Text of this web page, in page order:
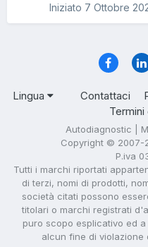
Iniziato 7 Ottobre
Lingua Contattaci
Termini
Autodiagnostic |
Copyright © 2007-
P.iva
Tutti i marchi riportati
di terzi, nomi di prodotti,
società citati possono
titolari o marchi registrati
puro scopo esplicativo ed
alcun fine di violazione